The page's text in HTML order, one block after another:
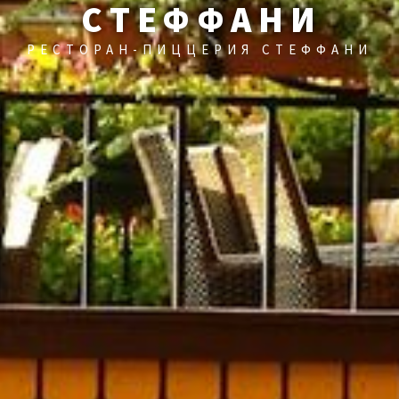
CТЕФФАНИ
РЕСТОРАН-ПИЦЦЕРИЯ СТЕФФАНИ